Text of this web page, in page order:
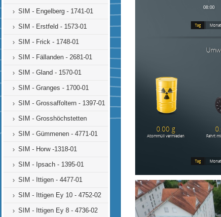
SIM - Engelberg - 1741-01
SIM - Erstfeld - 1573-01
SIM - Frick - 1748-01
SIM - Fällanden - 2681-01
SIM - Gland - 1570-01
SIM - Granges - 1700-01
SIM - Grossaffoltern - 1397-01
SIM - Grosshöchstetten
SIM - Gümmenen - 4771-01
SIM - Horw -1318-01
SIM - Ipsach - 1395-01
SIM - Ittigen - 4477-01
SIM - Ittigen Ey 10 - 4752-02
SIM - Ittigen Ey 8 - 4736-02